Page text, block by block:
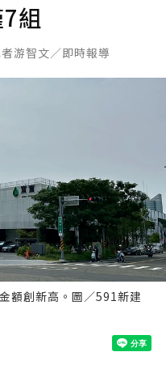
組
游智文／即時報導
額創新高。圖／591新建